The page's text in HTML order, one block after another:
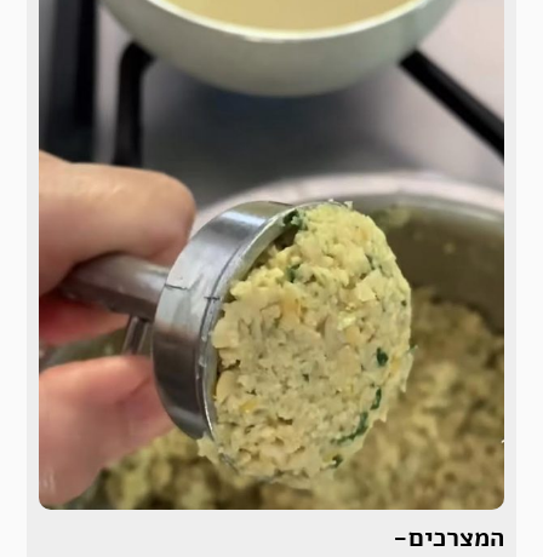
המצרכים-